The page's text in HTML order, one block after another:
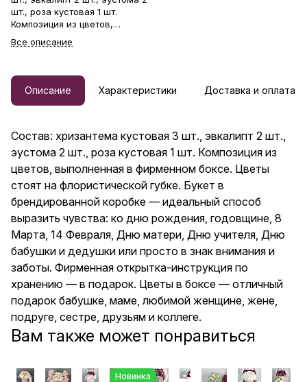
шт., роза кустовая 1 шт.
Композиция из цветов,
боксе. Цветы стоят на
брендированной коробке —
идеальный способ выразить
чувства: ко дню рождения,
учителя, Дню бабушки и
дедушки или просто в знак
внимания и заботы. Фирменная
открытка-инструкция по
хранению — в подарок. Цветы
в боксе — отличный подарок
бабушке, маме, любимой
женщине, жене, подруге,
сестре, друзьям и коллеге.
Все описание
Описание Характеристики Доставка и оплата
Состав: хризантема кустовая 3 шт., эвкалипт 2 шт.,
эустома 2 шт., роза кустовая 1 шт. Композиция из
цветов, выполненная в фирменном боксе. Цветы
стоят на флористической губке. Букет в
брендированной коробке — идеальный способ
выразить чувства: ко дню рождения, годовщине, 8
Марта, 14 Февраля, Дню матери, Дню учителя, Дню
бабушки и дедушки или просто в знак внимания и
заботы. Фирменная открытка-инструкция по
хранению — в подарок. Цветы в боксе — отличный
подарок бабушке, маме, любимой женщине, жене,
подруге, сестре, друзьям и коллеге.
Вам также может понравиться
Новинка